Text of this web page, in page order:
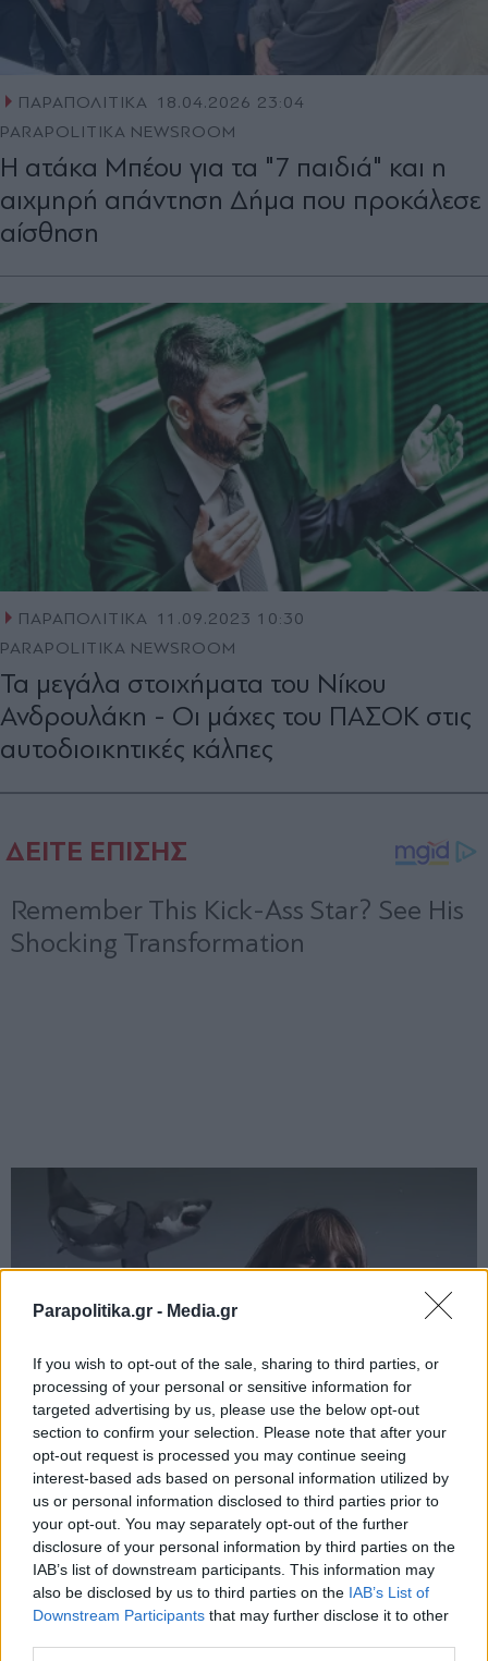
Parapolitika.gr - Media.gr
If you wish to opt-out of the sale, sharing to third parties, or
processing of your personal or sensitive information for
targeted advertising by us, please use the below opt-out
section to confirm your selection. Please note that after your
opt-out request is processed you may continue seeing
interest-based ads based on personal information utilized by
us or personal information disclosed to third parties prior to
your opt-out. You may separately opt-out of the further
disclosure of your personal information by third parties on the
IAB’s list of downstream participants. This information may
also be disclosed by us to third parties on the IAB’s List of
Downstream Participants that may further disclose it to other
ΠΑΡΑΠΟΛΙΤΙΚΑ 18.04.2026 23:04
PARAPOLITIKA NEWSROOM
Η ατάκα Μπέου για τα "7 παιδιά" και η
αιχμηρή απάντηση Δήμα που προκάλεσε
αίσθηση
ΠΑΡΑΠΟΛΙΤΙΚΑ 11.09.2023 10:30
PARAPOLITIKA NEWSROOM
Τα μεγάλα στοιχήματα του Νίκου
Ανδρουλάκη - Οι μάχες του ΠΑΣΟΚ στις
αυτοδιοικητικές κάλπες
Εγγραφή στο newsletter